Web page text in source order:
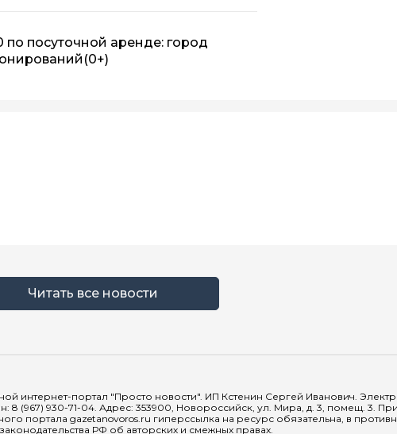
по посуточной аренде: город
(0+)
Читать все новости
интернет-портал "Просто новости". ИП Кстенин Сергей Иванович.
8 (967) 930-71-04. Адрес: 353900, Новороссийск, ул. Мира, д. 3, помещ. 3.
портала gazetanovoros.ru гиперссылка на ресурс обязательна, в
РФ об авторских и смежных правах.